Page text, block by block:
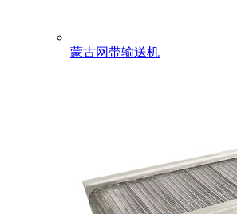
蒙古网带输送机